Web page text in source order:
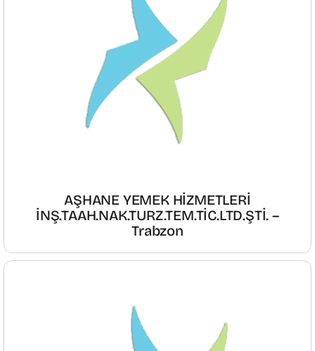
AŞHANE YEMEK HİZMETLERİ
İNŞ.TAAH.NAK.TURZ.TEM.TİC.LTD.ŞTİ. –
Trabzon